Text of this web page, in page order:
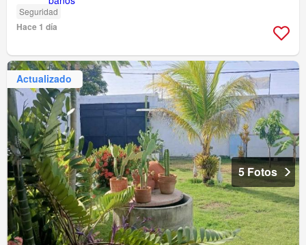
Seguridad
Hace 1 día
Actualizado
5 Fotos